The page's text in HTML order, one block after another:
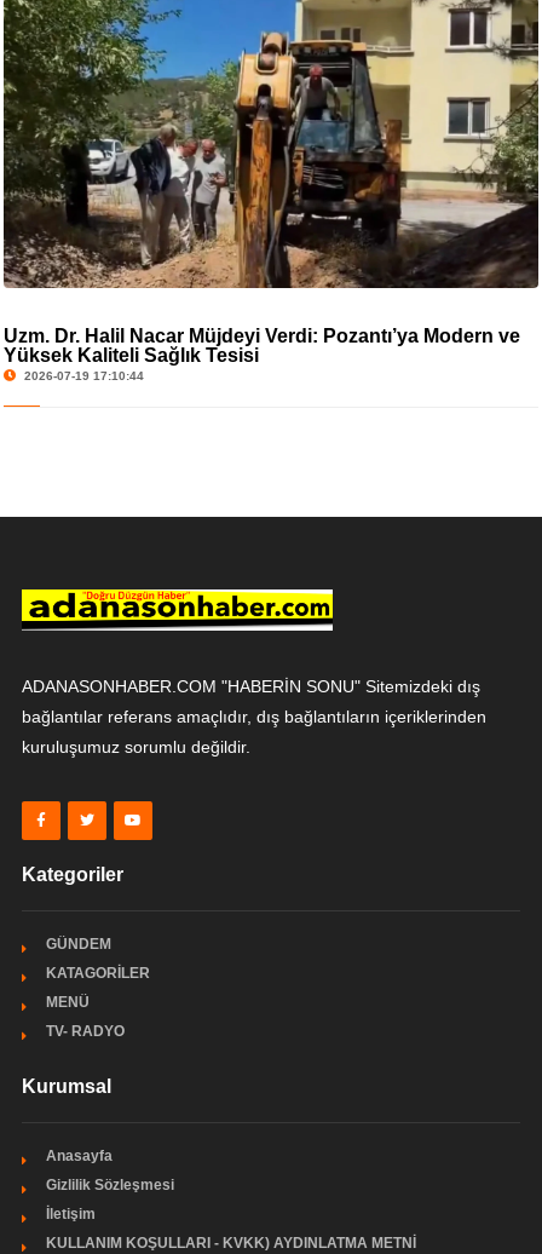
Uzm. Dr. Halil Nacar Müjdeyi Verdi: Pozantı’ya Modern ve
Yüksek Kaliteli Sağlık Tesisi
2026-07-19 17:10:44
ADANASONHABER.COM "HABERİN SONU" Sitemizdeki dış
bağlantılar referans amaçlıdır, dış bağlantıların içeriklerinden
kuruluşumuz sorumlu değildir.
Kategoriler
GÜNDEM
KATAGORİLER
MENÜ
TV- RADYO
Kurumsal
Anasayfa
Gizlilik Sözleşmesi
İletişim
KULLANIM KOŞULLARI - KVKK) AYDINLATMA METNİ